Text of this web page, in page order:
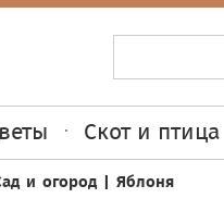
Скот и птица
и огород | Яблоня